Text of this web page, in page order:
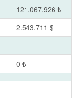
121.067.926 ₺
2.543.711 $
0 ₺